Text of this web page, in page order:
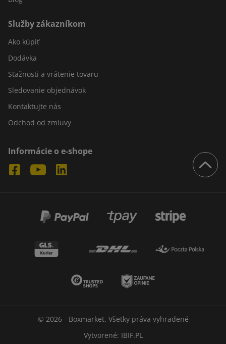
Služby zákazníkom
Ako kúpiť
Dodávka
Sťažnosti a vrátenie tovaru
Sledovanie objednávok
Kontaktujte nás
Odchod od zmluvy
Informácie o e-shope
© 2026 - Boxmarket. Všetky práva vyhradené
Vytvorené: IBIF.PL